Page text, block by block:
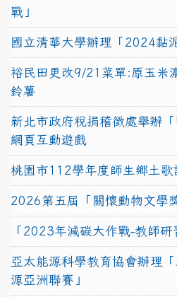
戰」
國立清華大學辦理「2024黏
裕民田更改9/21菜單:原玉米
鈴薯
新北市政府稅捐稽徵處舉辦「
網頁互動遊戲
桃園市112學年度師生鄉土歌
2026第五屆「關懷動物文學
「2023年減碳大作戰-教師研
亞太能源科學教育協會辦理
源亞洲聯賽」